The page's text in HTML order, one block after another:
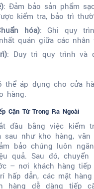
: Đảm bảo sản phẩm
kiểm tra, bảo trì
hóa): Ghi quy
quán giữa các nhân
: Duy trì quy trình và
thể áp dụng cho cửa
hàng.
Cận Từ Trong Ra Ngoài
đầu bằng việc kiểm
sau như kho hàng, văn
bảo chúng luôn
quả. Sau đó, chuyển
– nơi khách hàng tiếp
hấp dẫn, các mặt
hàng dễ dàng tiếp